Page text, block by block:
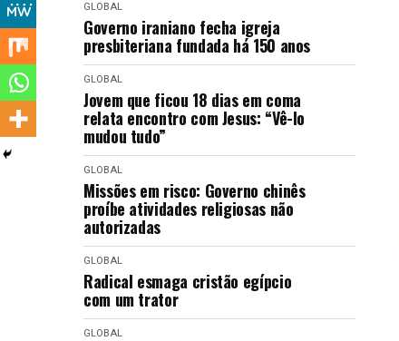
EXPEDIENTE
FINALIZAR COMPRA
HOME
LANÇAMENTOS
GLOBAL
Governo iraniano fecha igreja
presbiteriana fundada há 150 anos
GLOBAL
Jovem que ficou 18 dias em coma
relata encontro com Jesus: “Vê-lo
mudou tudo”
GLOBAL
Missões em risco: Governo chinês
proíbe atividades religiosas não
autorizadas
GLOBAL
Radical esmaga cristão egípcio
com um trator
GLOBAL